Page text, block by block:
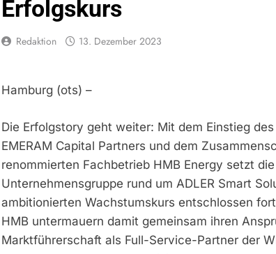
Erfolgskurs
Redaktion 13. Dezember 2023
Hamburg (ots) –
Die Erfolgstory geht weiter: Mit dem Einstieg
EMERAM Capital Partners und dem
renommierten Fachbetrieb HMB Energy setzt
Unternehmensgruppe rund um ADLER Smart
ambitionierten Wachstumskurs entschlossen
HMB untermauern damit gemeinsam ihren
Marktführerschaft als Full-Service-Partner der